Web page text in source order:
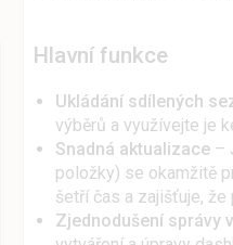
Hlavní funkce
Ukládání sdílených
výběrů a využívejte je
Snadná aktualizace –
položky) se okamžitě
šetří čas a zajišťuje, že
Zjednodušení správy